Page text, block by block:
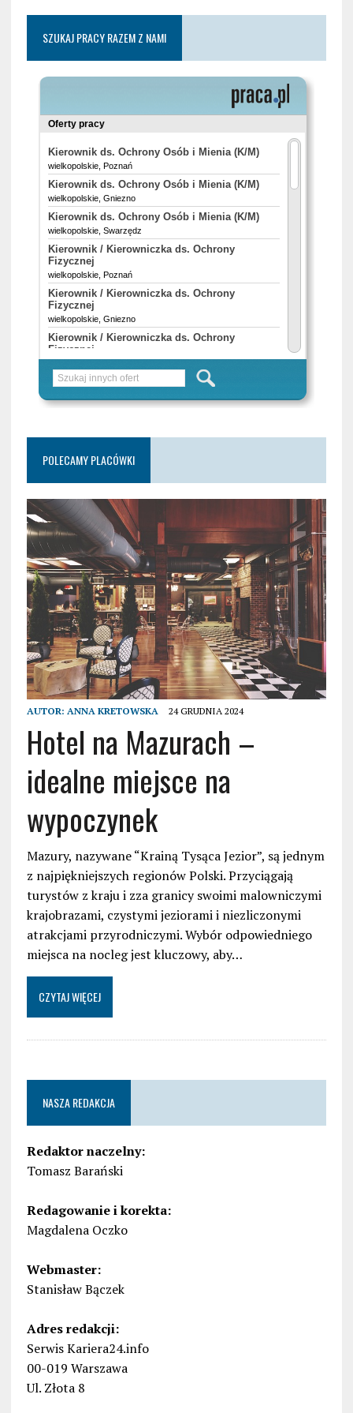
SZUKAJ PRACY RAZEM Z NAMI
POLECAMY PLACÓWKI
AUTOR: ANNA KRETOWSKA 24 GRUDNIA 2024
Hotel na Mazurach –
idealne miejsce na
wypoczynek
Mazury, nazywane “Krainą Tysąca Jezior”, są jednym
z najpiękniejszych regionów Polski. Przyciągają
turystów z kraju i zza granicy swoimi malowniczymi
krajobrazami, czystymi jeziorami i niezliczonymi
atrakcjami przyrodniczymi. Wybór odpowiedniego
miejsca na nocleg jest kluczowy, aby…
CZYTAJ WIĘCEJ
NASZA REDAKCJA
Redaktor naczelny:
Tomasz Barański
Redagowanie i korekta:
Magdalena Oczko
Webmaster:
Stanisław Bączek
Adres redakcji:
Serwis Kariera24.info
00-019 Warszawa
Ul. Złota 8